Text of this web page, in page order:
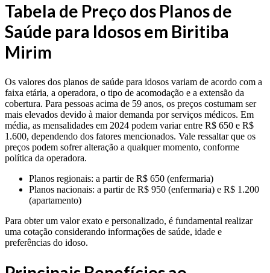
Tabela de Preço dos Planos de
Saúde para Idosos em Biritiba
Mirim
Os valores dos planos de saúde para idosos variam de acordo com a
faixa etária, a operadora, o tipo de acomodação e a extensão da
cobertura. Para pessoas acima de 59 anos, os preços costumam ser
mais elevados devido à maior demanda por serviços médicos. Em
média, as mensalidades em 2024 podem variar entre R$ 650 e R$
1.600, dependendo dos fatores mencionados. Vale ressaltar que os
preços podem sofrer alteração a qualquer momento, conforme
política da operadora.
Planos regionais: a partir de R$ 650 (enfermaria)
Planos nacionais: a partir de R$ 950 (enfermaria) e R$ 1.200
(apartamento)
Para obter um valor exato e personalizado, é fundamental realizar
uma cotação considerando informações de saúde, idade e
preferências do idoso.